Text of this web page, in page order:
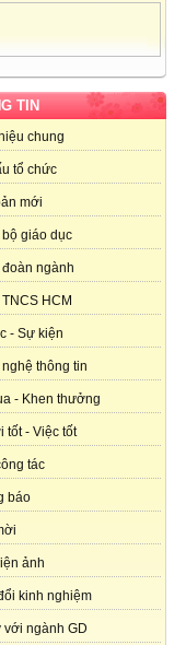
TIN
chung
tổ chức
mới
giáo dục
ngành
HCM
- Sự kiện
thông tin
- Khen thưởng
tốt - Việc tốt
tác
báo
ảnh
kinh nghiệm
với ngành GD